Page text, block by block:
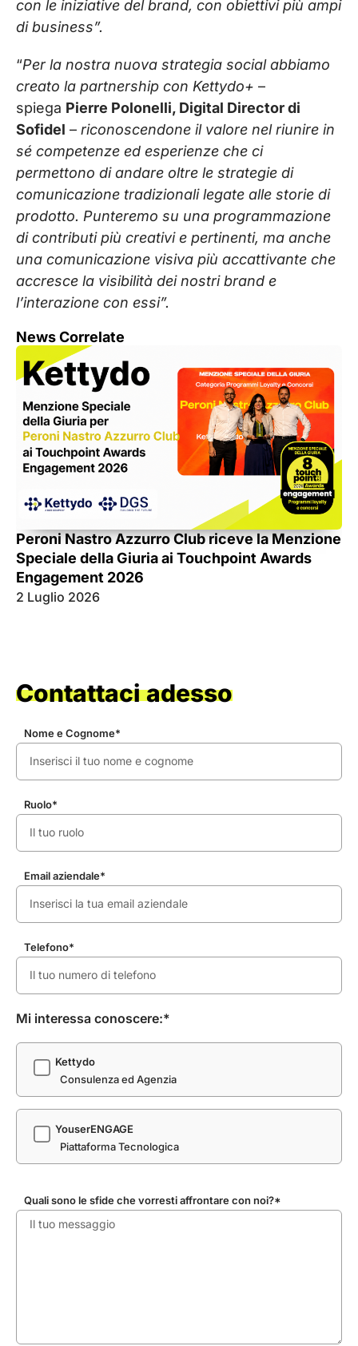
con le iniziative del brand, con obiettivi più ampi
di business”.
“Per la nostra nuova strategia social abbiamo
creato la partnership con Kettydo+ –
spiega Pierre Polonelli, Digital Director di
Sofidel – riconoscendone il valore nel riunire in
sé competenze ed esperienze che ci
permettono di andare oltre le strategie di
comunicazione tradizionali legate alle storie di
prodotto. Punteremo su una programmazione
di contributi più creativi e pertinenti, ma anche
una comunicazione visiva più accattivante che
accresce la visibilità dei nostri brand e
l’interazione con essi”.
News Correlate
Peroni Nastro Azzurro Club riceve la Menzione
Speciale della Giuria ai Touchpoint Awards
Engagement 2026
2 Luglio 2026
Contattaci adesso
Nome e Cognome*
Ruolo*
Email aziendale*
Telefono*
Mi interessa conoscere:*
Kettydo
Consulenza ed Agenzia
YouserENGAGE
Piattaforma Tecnologica
Quali sono le sfide che vorresti affrontare con noi?*